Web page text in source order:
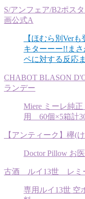
S/アンフェア/B2ポス
画公式A
【ほむら別Ver
キターーー!!ま
ペに対する反応
CHABOT BLASON
ランデー
Miere ミーレ純
用 60個×5箱計
【アンティーク】欅(
Doctor Pillow お
古酒 ルイ13世 レミ
専用ルイ13世 空